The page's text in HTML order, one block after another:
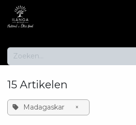
Overslaan naar inhoud
15 Artikelen
Madagaskar ×